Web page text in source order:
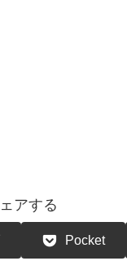
アする
Pocket